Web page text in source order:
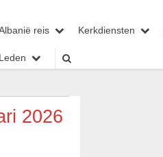
reis Kerkdiensten
Leden
2026